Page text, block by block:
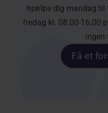
hjælpe dig mandag til
fredag kl. 08.00-16.00
Få et